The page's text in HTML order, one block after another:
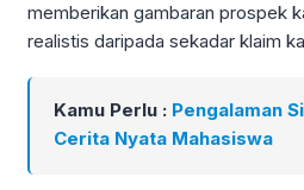
memberikan gambaran prospek
realistis daripada sekadar klaim
Kamu Perlu : Pengalaman
Cerita Nyata Mahasiswa